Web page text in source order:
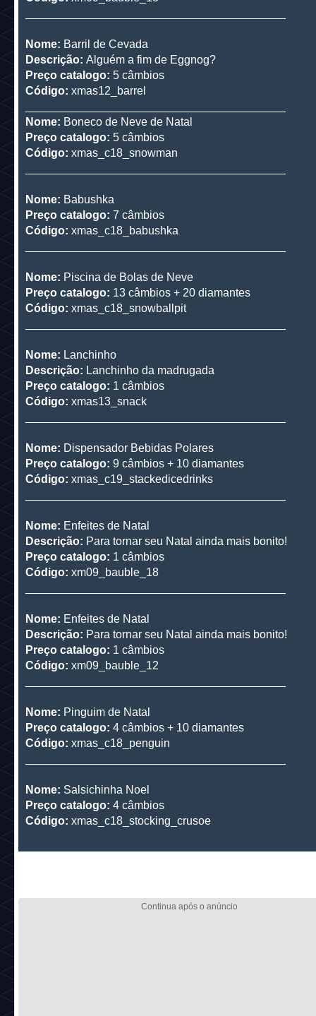
Nome: Barril de Cevada
Descrição: Alguém a fim de Eggnog?
Preço catalogo: 5 câmbios
Código: xmas12_barrel
Nome: Boneco de Neve de Natal
Preço catalogo: 5 câmbios
Código: xmas_c18_snowman
Nome: Babushka
Preço catalogo: 7 câmbios
Código: xmas_c18_babushka
Nome: Piscina de Bolas de Neve
Preço catalogo: 13 câmbios + 20 diamantes
Código: xmas_c18_snowballpit
Nome: Lanchinho
Descrição: Lanchinho da madrugada
Preço catalogo: 1 câmbios
Código: xmas13_snack
Nome: Dispensador Bebidas Polares
Preço catalogo: 9 câmbios + 10 diamantes
Código: xmas_c19_stackedicedrinks
Nome: Enfeites de Natal
Descrição: Para tornar seu Natal ainda mais bonito!
Preço catalogo: 1 câmbios
Código: xm09_bauble_18
Nome: Enfeites de Natal
Descrição: Para tornar seu Natal ainda mais bonito!
Preço catalogo: 1 câmbios
Código: xm09_bauble_12
Nome: Pinguim de Natal
Preço catalogo: 4 câmbios + 10 diamantes
Código: xmas_c18_penguin
Nome: Salsichinha Noel
Preço catalogo: 4 câmbios
Código: xmas_c18_stocking_crusoe